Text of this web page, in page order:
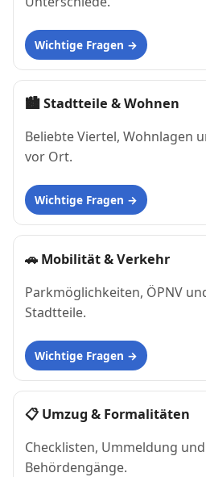
Wichtige Fragen
🏙Stadtteile & Wohnen
Beliebte Viertel, Wohnlagen
vor Ort.
Wichtige Fragen
🚗 Mobilität & Verkehr
Parkmöglichkeiten, ÖPNV
Stadtteile.
Wichtige Fragen
📋 Umzug & Formalitäten
Checklisten, Ummeldung
Behördengänge.